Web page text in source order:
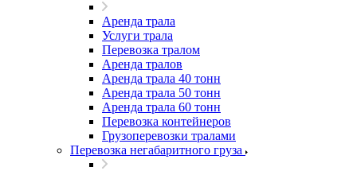
Аренда трала
Услуги трала
Перевозка тралом
Аренда тралов
Аренда трала 40 тонн
Аренда трала 50 тонн
Аренда трала 60 тонн
Перевозка контейнеров
Грузоперевозки тралами
Перевозка негабаритного груза